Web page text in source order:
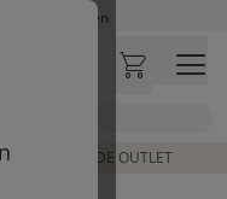
dag verzonden
duurt mogelijk langer
store
| SHOP DE OUTLET